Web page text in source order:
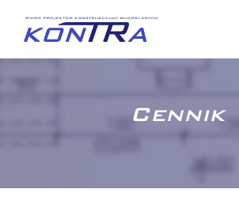
Cennik